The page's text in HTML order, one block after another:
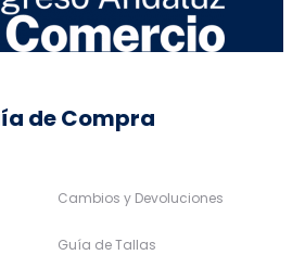
de Compra
Cambios y Devoluciones
Guía de Tallas